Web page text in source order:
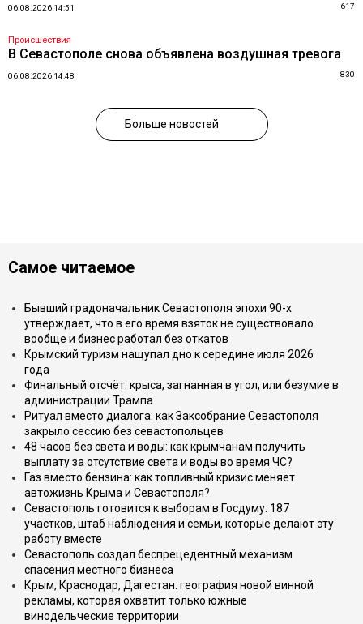
06.08.2026 14:51 617
Происшествия
В Севастополе снова объявлена воздушная тревога
06.08.2026 14:48 830
Больше новостей
Самое читаемое
Бывший градоначальник Севастополя эпохи 90-х
утверждает, что в его время взяток не существовало
вообще и бизнес работал без откатов
Крымский туризм нащупал дно к середине июля 2026
года
Финальный отсчёт: крыса, загнанная в угол, или безумие в
администрации Трампа
Ритуал вместо диалога: как Заксобрание Севастополя
закрыло сессию без севастопольцев
48 часов без света и воды: как крымчанам получить
выплату за отсутствие света и воды во время ЧС?
Газ вместо бензина: как топливный кризис меняет
автожизнь Крыма и Севастополя?
Севастополь готовится к выборам в Госдуму: 187
участков, штаб наблюдения и семьи, которые делают эту
работу вместе
Севастополь создал беспрецедентный механизм
спасения местного бизнеса
Крым, Краснодар, Дагестан: география новой винной
рекламы, которая охватит только южные
винодельческие территории